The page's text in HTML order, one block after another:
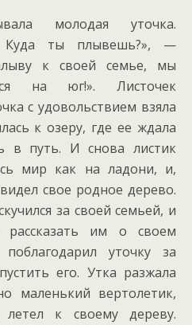
молодая уточка.
Куда ты плывешь?», —
к своей семье, мы
на юг!». Листочек
с удовольствием взяла
к озеру, где ее ждала
в путь. И снова листик
мир как на ладони, и,
свое родное дерево.
за своей семьей, и
им о своем
уточку за
его. Утка разжала
маленький вертолетик,
к своему дереву.